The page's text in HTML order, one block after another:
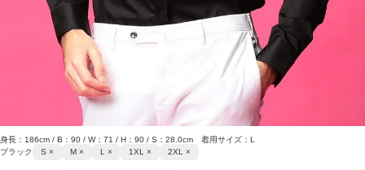
身長：186cm / B：90 / W：71 / H：90 / S：28.0cm 着用サイズ：L
ブラック
S × M × L × 1XL × 2XL ×